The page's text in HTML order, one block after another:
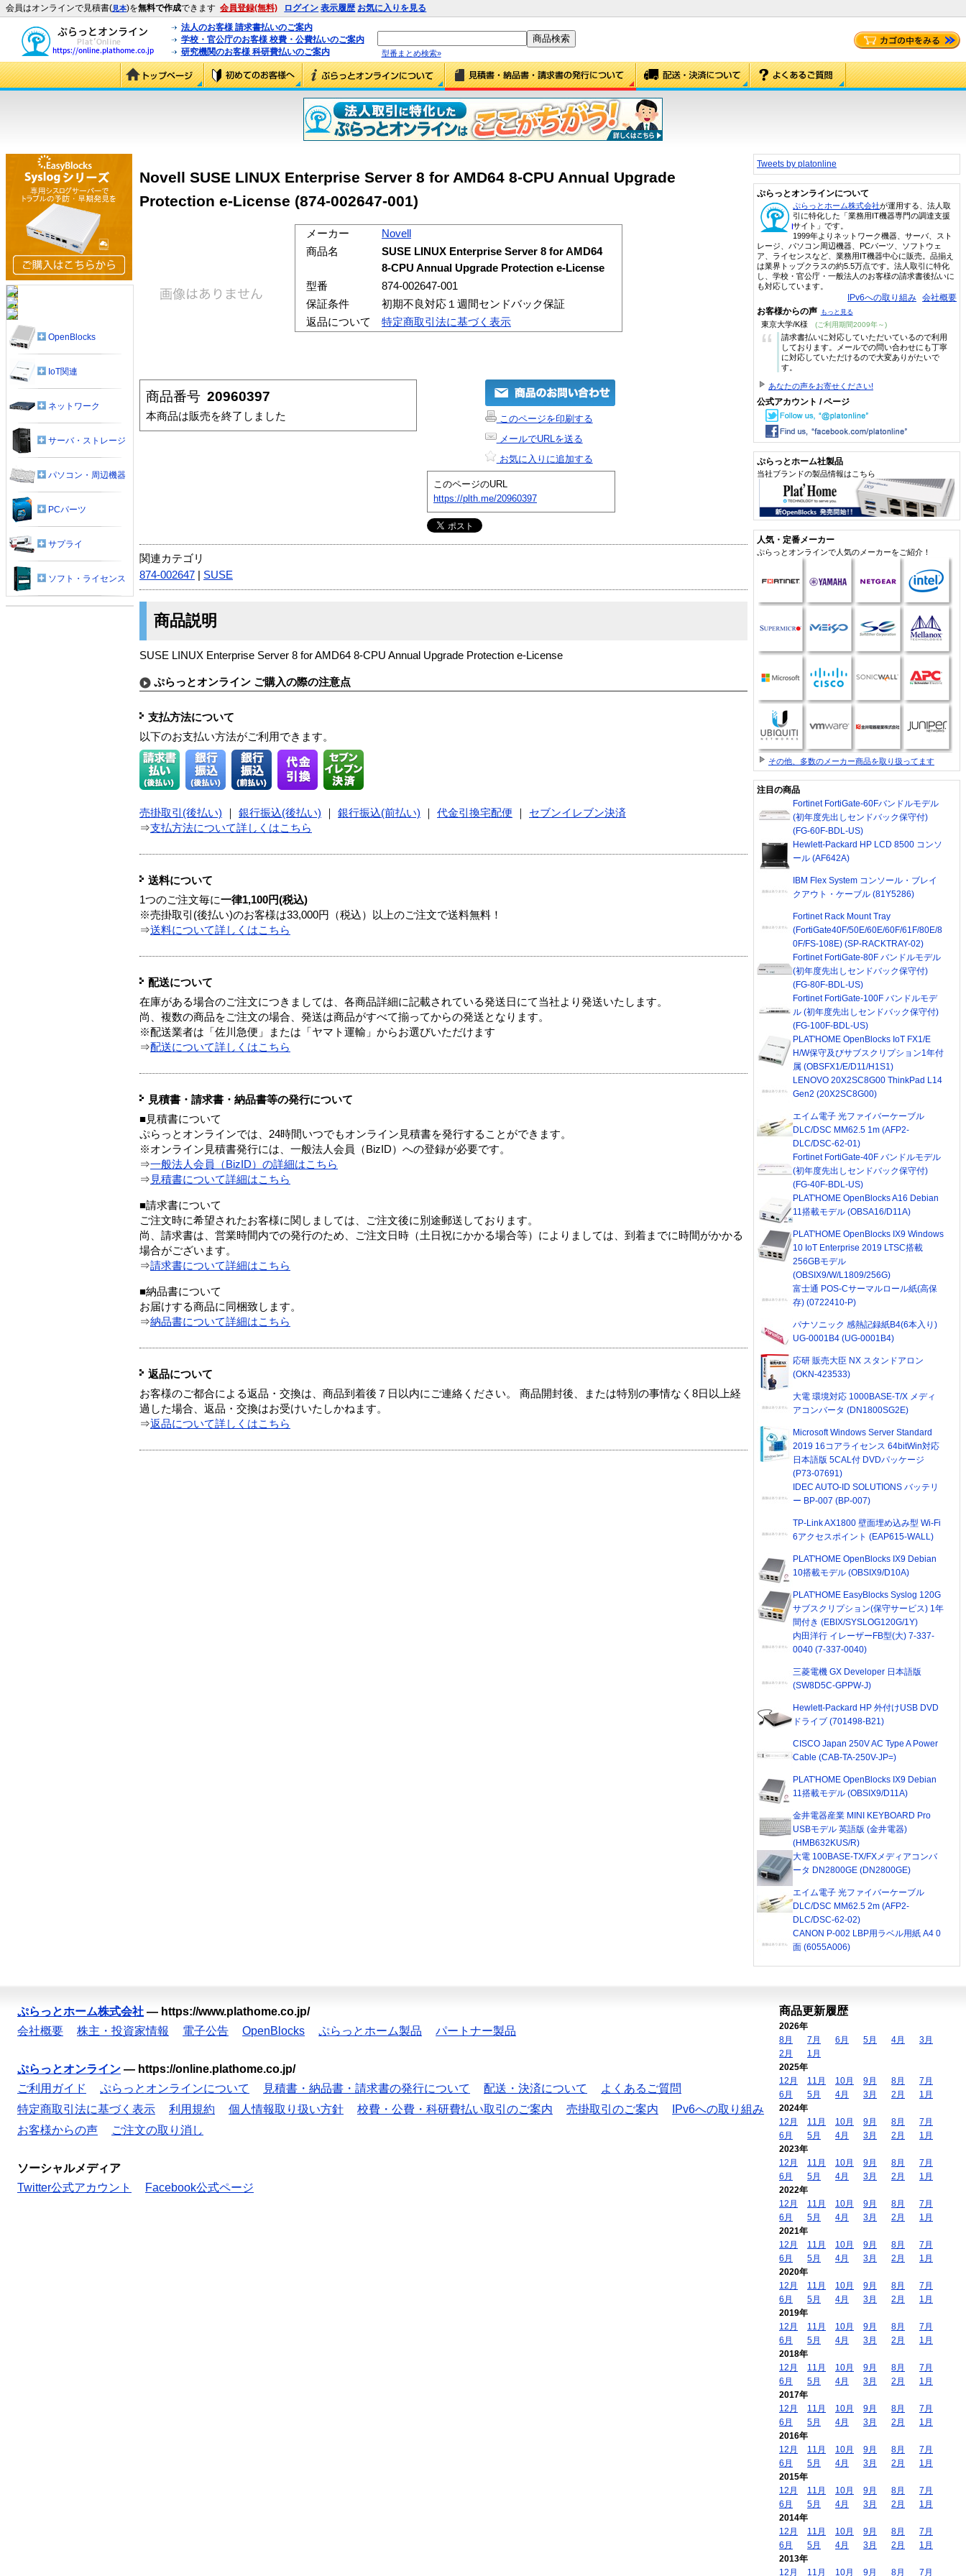
会員はオンラインで見積書(見本)を無料で作成できます 会員登録(無料) ログイン 表示履歴 お気に入りを見る
法人のお客様 請求書払いのご案内
学校・官公庁のお客様 校費・公費払いのご案内
研究機関のお客様 科研費払いのご案内
型番まとめ検索»
Novell SUSE LINUX Enterprise Server 8 for AMD64 8-CPU Annual Upgrade
Protection e-License (874-002647-001)
メーカー
Novell
商品名
SUSE LINUX Enterprise Server 8 for AMD64
8-CPU Annual Upgrade Protection e-License
型番
874-002647-001
保証条件
初期不良対応１週間センドバック保証
返品について
特定商取引法に基づく表示
商品番号 20960397
本商品は販売を終了しました
このページを印刷する
メールでURLを送る
お気に入りに追加する
このページのURL
https://plth.me/20960397
関連カテゴリ
874-002647
SUSE
商品説明
SUSE LINUX Enterprise Server 8 for AMD64 8-CPU Annual Upgrade Protection e-License
ぷらっとオンライン ご購入の際の注意点
支払方法について
以下のお支払い方法がご利用できます。
売掛取引(後払い) 銀行振込(後払い) 銀行振込(前払い) 代金引換宅配便
セブンイレブン決済
⇒支払方法について詳しくはこちら
送料について
1つのご注文毎に一律1,100円(税込)
※売掛取引(後払い)のお客様は33,000円（税込）以上のご注文で送料無料！
⇒送料について詳しくはこちら
配送について
在庫がある場合のご注文につきましては、各商品詳細に記載されている発送日にて当社より発送いたします。
尚、複数の商品をご注文の場合、発送は商品がすべて揃ってからの発送となります。
※配送業者は「佐川急便」または「ヤマト運輸」からお選びいただけます
⇒配送について詳しくはこちら
見積書・請求書・納品書等の発行について
■見積書について
ぷらっとオンラインでは、24時間いつでもオンライン見積書を発行することができます。
※オンライン見積書発行には、一般法人会員（BizID）への登録が必要です。
⇒一般法人会員（BizID）の詳細はこちら
⇒ 見積書について詳細はこちら
■請求書について
ご注文時に希望されたお客様に関しましては、ご注文後に別途郵送しております。
尚、請求書は、営業時間内での発行のため、ご注文日時（土日祝にかかる場合等）によりましては、到着までに時間がかかる
場合がございます。
⇒請求書について詳細はこちら
■納品書について
お届けする商品に同梱致します。
⇒納品書について詳細はこちら
返品について
お客様のご都合による返品・交換は、商品到着後７日以内にご連絡ください。 商品開封後、または特別の事情なく8日以上経
過した場合、返品・交換はお受けいたしかねます。
⇒返品について詳しくはこちら
OpenBlocks
IoT関連
ネットワーク
サーバ・ストレージ
パソコン・周辺機器
PCパーツ
サプライ
ソフト・ライセンス
Tweets by platonline
ぷらっとオンラインについて
ぷらっとホーム株式会社が運用する、法人取
引に特化した「業務用IT機器専門の調達支援
サイト」です。
1999年よりネットワーク機器、サーバ、スト
レージ、パソコン周辺機器、PCパーツ、ソフトウェ
ア、ライセンスなど、業務用IT機器中心に販売。品揃え
は業界トップクラスの約5.5万点です。法人取引に特化
し、学校・官公庁・一般法人のお客様の請求書後払いに
も対応しています。
IPv6への取り組み 会社概要
お客様からの声 もっと見る
東京大学/K様 (ご利用期間2009年～)
“
請求書払いに対応していただいているので利用
しております。メールでの問い合わせにも丁寧
に対応していただけるので大変ありがたいで
す。
あなたの声をお寄せください!
公式アカウント / ページ
ぷらっとホーム社製品
当社ブランドの製品情報はこちら
人気・定番メーカー
ぷらっとオンラインで人気のメーカーをご紹介！
その他、多数のメーカー商品を取り扱ってます
注目の商品
Fortinet FortiGate-60Fバンドルモデル
(初年度先出しセンドバック保守付)
(FG-60F-BDL-US)
Hewlett-Packard HP LCD 8500 コンソ
ール (AF642A)
IBM Flex System コンソール・ブレイ
クアウト・ケーブル (81Y5286)
Fortinet Rack Mount Tray
(FortiGate40F/50E/60E/60F/61F/80E/8
0F/FS-108E) (SP-RACKTRAY-02)
Fortinet FortiGate-80F バンドルモデル
(初年度先出しセンドバック保守付)
(FG-80F-BDL-US)
Fortinet FortiGate-100F バンドルモデ
ル (初年度先出しセンドバック保守付)
(FG-100F-BDL-US)
PLAT'HOME OpenBlocks IoT FX1/E
H/W保守及びサブスクリプション1年付
属 (OBSFX1/E/D11/H1S1)
LENOVO 20X2SC8G00 ThinkPad L14
Gen2 (20X2SC8G00)
エイム電子 光ファイバーケーブル
DLC/DSC MM62.5 1m (AFP2-
DLC/DSC-62-01)
Fortinet FortiGate-40F バンドルモデル
(初年度先出しセンドバック保守付)
(FG-40F-BDL-US)
PLAT'HOME OpenBlocks A16 Debian
11搭載モデル (OBSA16/D11A)
PLAT'HOME OpenBlocks IX9 Windows
10 IoT Enterprise 2019 LTSC搭載
256GBモデル
(OBSIX9/W/L1809/256G)
富士通 POS-Cサーマルロール紙(高保
存) (0722410-P)
パナソニック 感熱記録紙B4(6本入り)
UG-0001B4 (UG-0001B4)
応研 販売大臣 NX スタンドアロン
(OKN-423533)
大電 環境対応 1000BASE-T/X メディ
アコンバータ (DN1800SG2E)
Microsoft Windows Server Standard
2019 16コアライセンス 64bitWin対応
日本語版 5CAL付 DVDパッケージ
(P73-07691)
IDEC AUTO-ID SOLUTIONS バッテリ
ー BP-007 (BP-007)
TP-Link AX1800 壁面埋め込み型 Wi-Fi
6アクセスポイント (EAP615-WALL)
PLAT'HOME OpenBlocks IX9 Debian
10搭載モデル (OBSIX9/D10A)
PLAT'HOME EasyBlocks Syslog 120G
サブスクリプション(保守サービス) 1年
間付き (EBIX/SYSLOG120G/1Y)
内田洋行 イレーザーFB型(大) 7-337-
0040 (7-337-0040)
三菱電機 GX Developer 日本語版
(SW8D5C-GPPW-J)
Hewlett-Packard HP 外付けUSB DVD
ドライブ (701498-B21)
CISCO Japan 250V AC Type A Power
Cable (CAB-TA-250V-JP=)
PLAT'HOME OpenBlocks IX9 Debian
11搭載モデル (OBSIX9/D11A)
金井電器産業 MINI KEYBOARD Pro
USBモデル 英語版 (金井電器)
(HMB632KUS/R)
大電 100BASE-TX/FXメディアコンバ
ータ DN2800GE (DN2800GE)
エイム電子 光ファイバーケーブル
DLC/DSC MM62.5 2m (AFP2-
DLC/DSC-62-02)
CANON P-002 LBP用ラベル用紙 A4 0
面 (6055A006)
ぷらっとホーム株式会社 — https://www.plathome.co.jp/
会社概要
株主・投資家情報 電子公告 OpenBlocks ぷらっとホーム製品 パートナー製品
ぷらっとオンライン — https://online.plathome.co.jp/
ご利用ガイド
ぷらっとオンラインについて 見積書・納品書・請求書の発行について 配送・決済について
よくあるご質問
特定商取引法に基づく表示
利用規約 個人情報取り扱い方針 校費・公費・科研費払い取引のご案内 売掛取引のご案内
IPv6への取り組み
お客様からの声
ご注文の取り消し
ソーシャルメディア
Twitter公式アカウント
Facebook公式ページ
商品更新履歴
2026年
8月
7月 6月 5月 4月
3月
2月
1月
2025年
12月
11月 10月 9月 8月
7月
6月
5月 4月 3月 2月
1月
2024年
12月
11月 10月 9月 8月
7月
6月
5月 4月 3月 2月
1月
2023年
12月
11月 10月 9月 8月
7月
6月
5月 4月 3月 2月
1月
2022年
12月
11月 10月 9月 8月
7月
6月
5月 4月 3月 2月
1月
2021年
12月
11月 10月 9月 8月
7月
6月
5月 4月 3月 2月
1月
2020年
12月
11月 10月 9月 8月
7月
6月
5月 4月 3月 2月
1月
2019年
12月
11月 10月 9月 8月
7月
6月
5月 4月 3月 2月
1月
2018年
12月
11月 10月 9月 8月
7月
6月
5月 4月 3月 2月
1月
2017年
12月
11月 10月 9月 8月
7月
6月
5月 4月 3月 2月
1月
2016年
12月
11月 10月 9月 8月
7月
6月
5月 4月 3月 2月
1月
2015年
12月
11月 10月 9月 8月
7月
6月
5月 4月 3月 2月
1月
2014年
12月
11月 10月 9月 8月
7月
6月
5月 4月 3月 2月
1月
2013年
12月
11月 10月 9月 8月 7月